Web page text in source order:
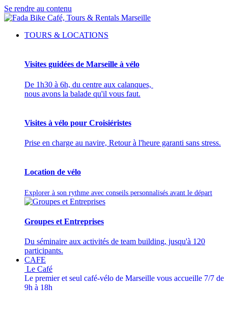
Se rendre au contenu
TOURS & LOCATIONS
Visites guidées de Marseille à vélo
De 1h30 à 6h, du centre aux calanques,
nous avons la balade qu'il vous faut.
Visites à vélo pour Croisiéristes
Prise en charge au navire, Retour à l'heure garanti sans stress.
Location de vélo
Explorer à son rythme avec conseils personnalisés avant le départ
Groupes et Entreprises
Du séminaire aux activités de team building, jusqu'à 120
participants.
CAFE
Le Café
Le premier et seul café-vélo de Marseille vous accueille 7/7 de
9h à 18h